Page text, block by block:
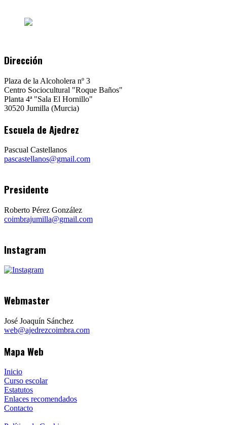
Dirección
Plaza de la Alcoholera nº 3
Centro Sociocultural "Roque Baños"
Planta 4ª "Sala El Hornillo"
30520 Jumilla (Murcia)
Escuela de Ajedrez
Pascual Castellanos
pascastellanos@gmail.com
Presidente
Roberto Pérez González
coimbrajumilla@gmail.com
Instagram
Webmaster
José Joaquín Sánchez
web@ajedrezcoimbra.com
Mapa Web
Inicio
Curso escolar
Estatutos
Enlaces recomendados
Contacto